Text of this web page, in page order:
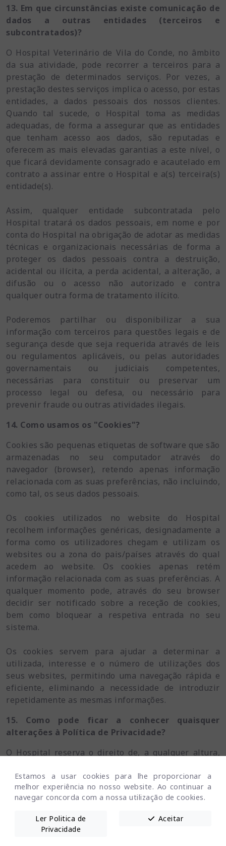
13. Em que circunstâncias existe comunicação de
dados a outras entidades (terceiros e
subcontratados)?
O Hospital Veterinário de Vila do Conde, no âmbito
da sua atividade, pode recorrer a terceiros para a
prestação de determinados serviços. Por vezes, a
prestação destes serviços implica o acesso, por estas
entidades, a dados pessoais dos nossos clientes.
Quando tal sucede, o Hospital toma as medidas
adequadas, de forma a assegurar que as entidades
que tenham acesso aos dados, são reputadas e
oferecem as mais elevadas garantias a este nível, o
que ficará devidamente consagrado e acautelado em
contrato a assinar entre o Hospital e a(s) terceira(s)
entidade(s).
Assim, qualquer entidade subcontratada pelo
Hospital tratará os dados pessoais, em nome e por
conta do Hospital na obrigação de adotar as medidas
técnicas e organizacionais necessárias de forma a
proteger os dados pessoais contra a destruição,
acidental ou ilícita, a perda acidental, a alteração, a
difusão ou o acesso não autorizado e contra
qualquer outra forma de tratamento ilícito.
Poderemos partilhar ou disponibilizar a sua
informação com terceiros para questões legais e de
segurança desde que seja requerida através de leis
ou regulamentos aplicáveis, ou pelas autoridades
governamentais ou judiciais competentes,
necessárias para constituir ou preservar um
processo legal ou defesa, ou necessário para
prevenir fraude ou outras atividades ilegais.
14. Como usamos os "Cookies"?
Cookies são pequenas etiquetas de software que são
armazenadas no seu computador através do
navegador (browser), retendo apenas informação
relacionada com as suas preferências, não incluindo,
como tal, os seus dados pessoais.
Os cookies utilizados no website do Hospital
recolhem informações genéricas, designadamente a
forma como os utilizadores chegam e utilizam os
websites ou a zona do pais/países através do qual
acedem ao website. Os cookies apenas retém
informação relacionada com as suas preferências. A
qualquer momento pode, através do seu browser
decidir ser notificado sobre a receção de cookies,
bem como bloquear a respetiva entrada no seu
sistema.
Os cookies servem para ajudar a determinar a
utilizada, interesse e o número de utilizações dos
seus websites, permitindo uma navegação rápida e
eficiente, eliminando a necessidade de introduzir
repetidamente as mesmas informações.
15. Como pode ficar a conhecer quaisquer
alterações à Política de Privacidade?
O Hospital reserva o direito de, a qualquer altura,
Política de Privacidade, sendo essas alterações
devidamente publicitadas no website do Hospital
Veterinário de Vila do Conde.
Estamos a usar cookies para lhe proporcionar a
melhor experiência no nosso website. Ao continuar a
navegar concorda com a nossa utilização de cookies.
Ler Politica de
Privacidade
Aceitar